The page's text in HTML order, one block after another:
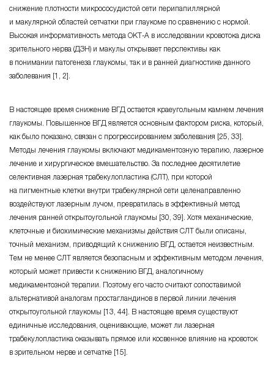
снижение плотности микрососудистой сети перипапиллярной
и макулярной областей сетчатки при глаукоме по сравнению с нормой.
Высокая информативность метода ОКТ-А в исследовании кровотока диска
зрительного нерва (ДЗН) и макулы открывает перспективы как
в понимании патогенеза глаукомы, так и в ранней диагностике данного
заболевания [1, 2].
В настоящее время снижение ВГД остается краеугольным камнем лечения
глаукомы. Повышенное ВГД является основным фактором риска, который,
как было показано, связан с прогрессированием заболевания [25, 33].
Методы лечения глаукомы включают медикаментозную терапию, лазерное
лечение и хирургическое вмешательство. За последнее десятилетие
селективная лазерная трабекулопластика (СЛT), при которой
на пигментные клетки внутри трабекулярной сети целенаправленно
воздействуют лазерным лучом, превратилась в эффективный метод
лечения ранней открытоугольной глаукомы [30, 39]. Хотя механические,
клеточные и биохимические механизмы действия СЛT были описаны,
точный механизм, приводящий к снижению ВГД, остается неизвестным.
Тем не менее СЛT является безопасным и эффективным методом лечения,
который может привести к снижению ВГД, аналогичному
медикаментозной терапии. Поэтому его часто считают сопоставимой
альтернативой аналогам простагландинов в первой линии лечения
открытоугольной глаукомы [13, 44]. В настоящее время существуют
единичные исследования, оценивающие, может ли лазерная
трабекулопластика оказывать прямое или косвенное влияние на кровоток
в зрительном нерве и сетчатке [15].